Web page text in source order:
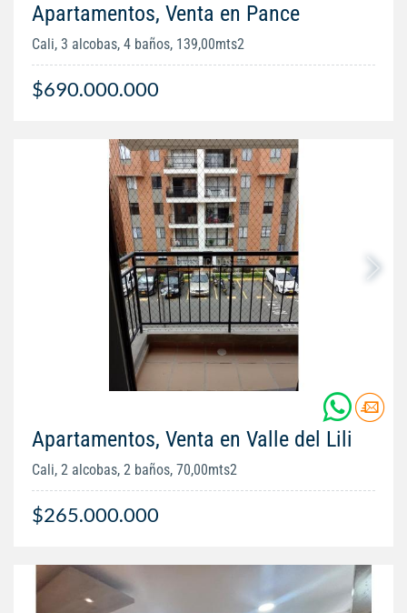
Apartamentos, Venta en Pance
Cali, 3 alcobas, 4 baños, 139,00mts2
$690.000.000
Apartamentos, Venta en Valle del Lili
Cali, 2 alcobas, 2 baños, 70,00mts2
$265.000.000